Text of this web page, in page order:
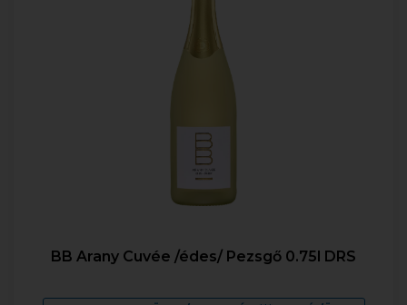
BB Arany Cuvée /édes/ Pezsgő 0.75l DRS